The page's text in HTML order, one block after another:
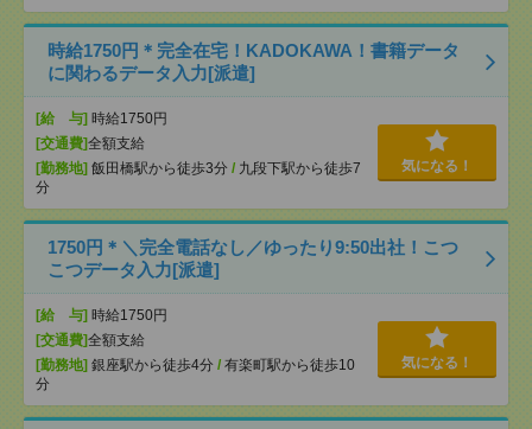
時給1750円＊完全在宅！KADOKAWA！書籍データ
に関わるデータ入力[派遣]
[給 与] 時給1750円
[交通費]全額支給
[勤務地] 飯田橋駅から徒歩3分 / 九段下駅から徒歩7
分
気になる！
1750円＊＼完全電話なし／ゆったり9:50出社！こつ
こつデータ入力[派遣]
[給 与] 時給1750円
[交通費]全額支給
[勤務地] 銀座駅から徒歩4分 / 有楽町駅から徒歩10
分
気になる！